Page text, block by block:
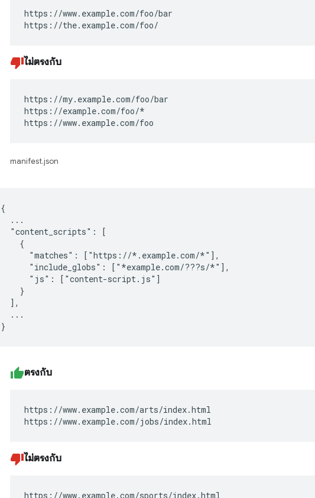
https://www.example.com/foo/bar
https://the.example.com/foo/
ไม่ตรงกับ
https://my.example.com/foo/bar
https://example.com/foo/*
https://www.example.com/foo
manifest.json
{
  ...
  "content_scripts": [
    {
      "matches": ["https://*.example.com/*"],
      "include_globs": ["*example.com/???s/*"],
      "js": ["content-script.js"]
    }
  ],
  ...
ตรงกับ
https://www.example.com/arts/index.html
https://www.example.com/jobs/index.html
ไม่ตรงกับ
https://www.example.com/sports/index.html